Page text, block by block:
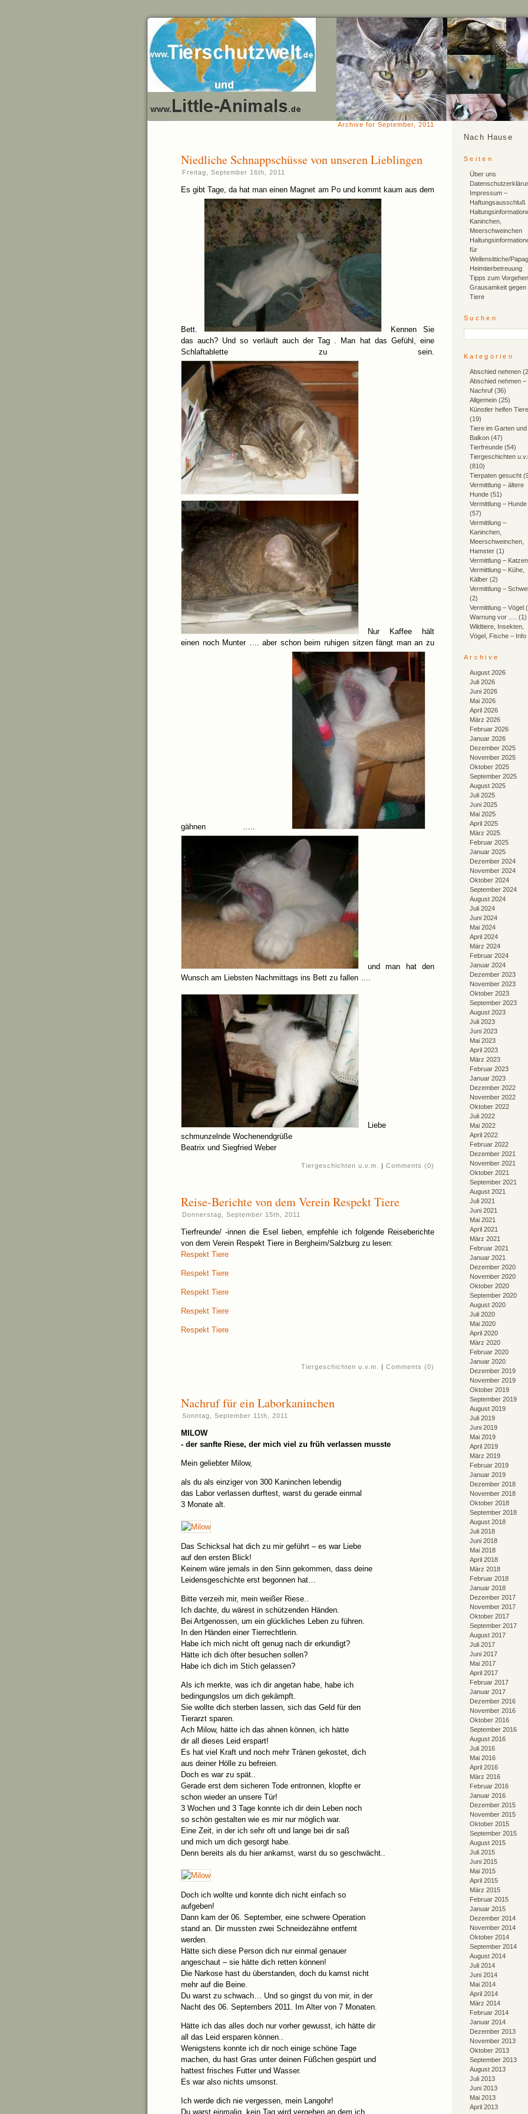
Archive for September, 2011
Niedliche Schnappschüsse von unseren Lieblingen
Freitag, September 16th, 2011
Es gibt Tage, da hat man einen Magnet am Po und kommt kaum aus dem
Bett.
Kennen Sie
das auch? Und so verläuft auch der Tag . Man hat das Gefühl, eine
Schlaftablette zu sein.
Nur Kaffee hält
einen noch Munter …. aber schon beim ruhigen sitzen fängt man an zu
gähnen …..
und man hat den
Wunsch am Liebsten Nachmittags ins Bett zu fallen ….
Liebe
schmunzelnde Wochenendgrüße
Beatrix und Siegfried Weber
Tiergeschichten u.v.m. | Comments (0)
Reise-Berichte von dem Verein Respekt Tiere
Donnerstag, September 15th, 2011
Tierfreunde/ -innen die Esel lieben, empfehle ich folgende Reiseberichte
von dem Verein Respekt Tiere in Bergheim/Salzburg zu lesen:
Respekt Tiere
Respekt Tiere
Respekt Tiere
Respekt Tiere
Respekt Tiere
Tiergeschichten u.v.m. | Comments (0)
Nachruf für ein Laborkaninchen
Sonntag, September 11th, 2011
MILOW
- der sanfte Riese, der mich viel zu früh verlassen musste
Mein geliebter Milow,
als du als einziger von 300 Kaninchen lebendig
das Labor verlassen durftest, warst du gerade einmal
3 Monate alt.
Das Schicksal hat dich zu mir geführt – es war Liebe
auf den ersten Blick!
Keinem wäre jemals in den Sinn gekommen, dass deine
Leidensgeschichte erst begonnen hat…
Bitte verzeih mir, mein weißer Riese..
Ich dachte, du wärest in schützenden Händen.
Bei Artgenossen, um ein glückliches Leben zu führen.
In den Händen einer Tierrechtlerin.
Habe ich mich nicht oft genug nach dir erkundigt?
Hätte ich dich öfter besuchen sollen?
Habe ich dich im Stich gelassen?
Als ich merkte, was ich dir angetan habe, habe ich
bedingungslos um dich gekämpft.
Sie wollte dich sterben lassen, sich das Geld für den
Tierarzt sparen.
Ach Milow, hätte ich das ahnen können, ich hätte
dir all dieses Leid erspart!
Es hat viel Kraft und noch mehr Tränen gekostet, dich
aus deiner Hölle zu befreien.
Doch es war zu spät..
Gerade erst dem sicheren Tode entronnen, klopfte er
schon wieder an unsere Tür!
3 Wochen und 3 Tage konnte ich dir dein Leben noch
so schön gestalten wie es mir nur möglich war.
Eine Zeit, in der ich sehr oft und lange bei dir saß
und mich um dich gesorgt habe.
Denn bereits als du hier ankamst, warst du so geschwächt..
Doch ich wollte und konnte dich nicht einfach so
aufgeben!
Dann kam der 06. September, eine schwere Operation
stand an. Dir mussten zwei Schneidezähne entfernt
werden.
Hätte sich diese Person dich nur einmal genauer
angeschaut – sie hätte dich retten können!
Die Narkose hast du überstanden, doch du kamst nicht
mehr auf die Beine.
Du warst zu schwach… Und so gingst du von mir, in der
Nacht des 06. Septembers 2011. Im Alter von 7 Monaten.
Hätte ich das alles doch nur vorher gewusst, ich hätte dir
all das Leid ersparen können..
Wenigstens konnte ich dir noch einige schöne Tage
machen, du hast Gras unter deinen Füßchen gespürt und
hattest frisches Futter und Wasser.
Es war also nichts umsonst.
Ich werde dich nie vergessen, mein Langohr!
Du warst einmalig, kein Tag wird vergehen an dem ich
Nach Hause
Seiten
Über uns
Impressum –
Haftungsausschluß
Kaninchen,
Meerschweinchen
für
Wellensittiche/
Heimtierbetreuung
Tipps zum
Grausamkeit gegen
Tiere
Suchen
Kategorien
Abschied nehmen
Abschied nehmen –
Nachruf (36)
Allgemein (25)
Künstler helfen
(19)
Tiere im Garten und
Balkon (47)
Tierfreunde (54)
Tiergeschichten
(810)
Tierpaten gesucht
Vermittlung – ältere
Hunde (51)
Vermittlung – Hunde
(57)
Vermittlung –
Kaninchen,
Meerschweinchen,
Hamster (1)
Vermittlung – Katzen
Vermittlung – Kühe,
Kälber (2)
Vermittlung –
(2)
Vermittlung – Vögel
Warnung vor ….
(1)
Wildtiere, Insekten,
Vögel, Fische – Info
Archive
August 2026
Juli 2026
Juni 2026
Mai 2026
April 2026
März 2026
Februar 2026
Januar 2026
Dezember 2025
November 2025
Oktober 2025
September 2025
August 2025
Juli 2025
Juni 2025
Mai 2025
April 2025
März 2025
Februar 2025
Januar 2025
Dezember 2024
November 2024
Oktober 2024
September 2024
August 2024
Juli 2024
Juni 2024
Mai 2024
April 2024
März 2024
Februar 2024
Januar 2024
Dezember 2023
November 2023
Oktober 2023
September 2023
August 2023
Juli 2023
Juni 2023
Mai 2023
April 2023
März 2023
Februar 2023
Januar 2023
Dezember 2022
November 2022
Oktober 2022
Juli 2022
Mai 2022
April 2022
Februar 2022
Dezember 2021
November 2021
Oktober 2021
September 2021
August 2021
Juli 2021
Juni 2021
Mai 2021
April 2021
März 2021
Februar 2021
Januar 2021
Dezember 2020
November 2020
Oktober 2020
September 2020
August 2020
Juli 2020
Mai 2020
April 2020
März 2020
Februar 2020
Januar 2020
Dezember 2019
November 2019
Oktober 2019
September 2019
August 2019
Juli 2019
Juni 2019
Mai 2019
April 2019
März 2019
Februar 2019
Januar 2019
Dezember 2018
November 2018
Oktober 2018
September 2018
August 2018
Juli 2018
Juni 2018
Mai 2018
April 2018
März 2018
Februar 2018
Januar 2018
Dezember 2017
November 2017
Oktober 2017
September 2017
August 2017
Juli 2017
Juni 2017
Mai 2017
April 2017
Februar 2017
Januar 2017
Dezember 2016
November 2016
Oktober 2016
September 2016
August 2016
Juli 2016
Mai 2016
April 2016
März 2016
Februar 2016
Januar 2016
Dezember 2015
November 2015
Oktober 2015
September 2015
August 2015
Juli 2015
Juni 2015
Mai 2015
April 2015
März 2015
Februar 2015
Januar 2015
Dezember 2014
November 2014
Oktober 2014
September 2014
August 2014
Juli 2014
Juni 2014
Mai 2014
April 2014
März 2014
Februar 2014
Januar 2014
Dezember 2013
November 2013
Oktober 2013
September 2013
August 2013
Juli 2013
Juni 2013
Mai 2013
April 2013